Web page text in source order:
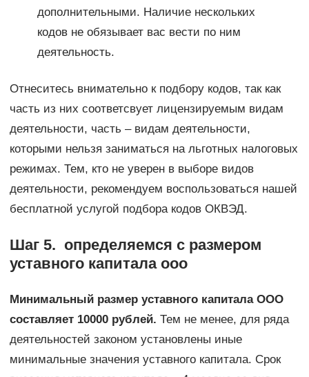
дополнительными. Наличие нескольких
кодов не обязывает вас вести по ним
деятельность.
Отнеситесь внимательно к подбору кодов, так как
часть из них соответсвует лицензируемым видам
деятельности, часть – видам деятельности,
которыми нельзя заниматься на льготных налоговых
режимах. Тем, кто не уверен в выборе видов
деятельности, рекомендуем воспользоваться нашей
бесплатной услугой подбора кодов ОКВЭД.
Шаг 5. определяемся с размером
уставного капитала ооо
Минимальный размер уставного капитала ООО
составляет 10000 рублей. Тем не менее, для ряда
деятельностей законом установлены иные
минимальные значения уставного капитала. Срок